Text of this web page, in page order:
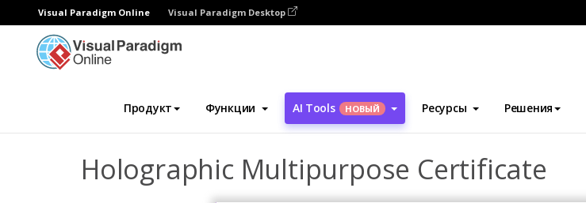
Visual Paradigm Online Visual Paradigm Desktop
Продукт Функции AI Tools НОВЫЙ Ресурсы Решения
Инструмент графического дизайна Шаблоны Сертификаты
Holographic Multipurpose Certificate